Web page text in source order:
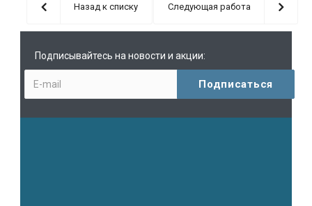
Назад к списку Следующая работа
Подписывайтесь на новости и акции: